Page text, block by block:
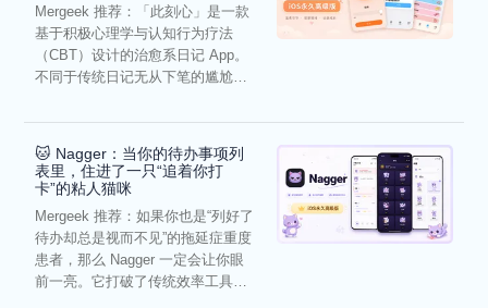
Mergeek 推荐：「此刻心」是一款
基于积极心理学与认知行为疗法
（CBT）设计的治愈系日记 App。
不同于传统日记无从下笔的尴尬，
🐱 Nagger：当你的待办事项列
表里，住进了一只“追着你打
卡”的粘人猫咪
Mergeek 推荐：如果你也是“列好了
待办却总是视而不见”的拖延症重度
患者，那么 Nagger 一定会让你眼
前一亮。它打破了传统效率工具冰